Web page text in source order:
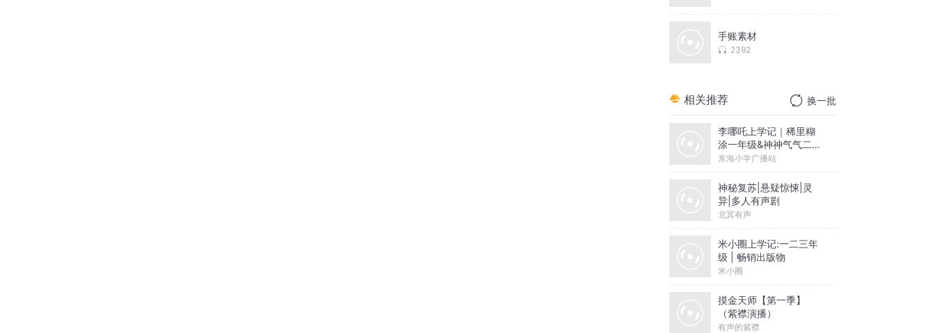
手账素材
2392
相关推荐 换一批
李哪吒上学记｜稀里糊
涂一年级&神神气气二年
级
东海小学广播站
神秘复苏|悬疑惊悚|灵
异|多人有声剧
北冥有声
米小圈上学记:一二三年
级 | 畅销出版物
米小圈
摸金天师【第一季】
（紫襟演播）
有声的紫襟